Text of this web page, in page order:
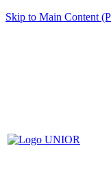
Skip to Main Content